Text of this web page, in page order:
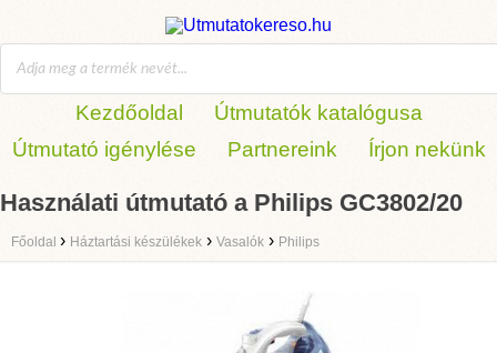
Kezdőoldal
Útmutatók katalógusa
Útmutató igénylése
Partnereink Írjon nekünk
Használati útmutató a Philips GC3802/20
Főoldal › Háztartási készülékek › Vasalók › Philips